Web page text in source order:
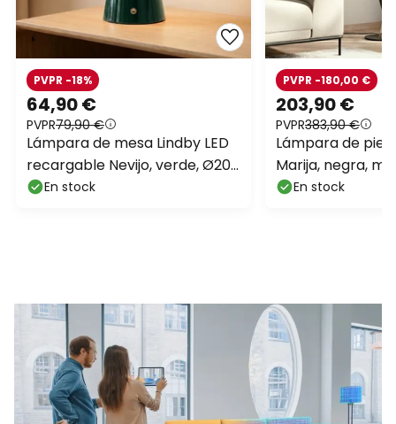
64,90 €
PVPR79,90 €
PVPR -18%
Lámpara de mesa Lindby LED
recargable Nevijo, verde, Ø20
cm, USB, atenuador
En stock
203,90 €
PVPR383,90 €
PVPR -180,00 €
Lámpara de pie
Marija, negra,
cmEn stock